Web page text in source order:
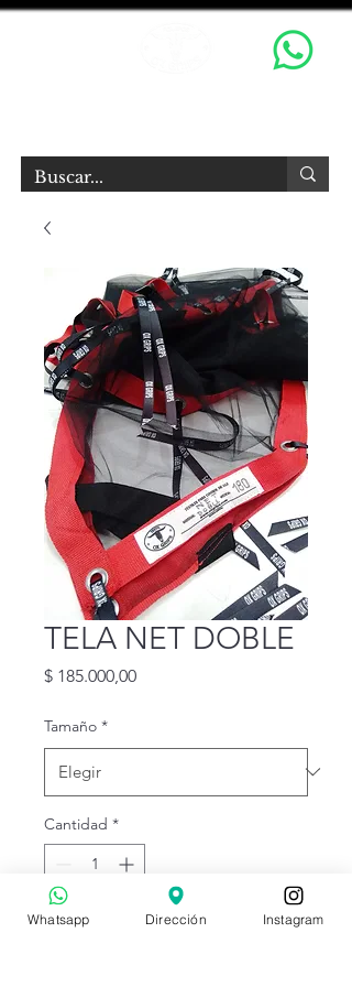
TELA NET DOBLE
$ 185.000,00Precio
Tamaño *
Cantidad *
Agregar al carrito
Whatsapp Dirección Instagram